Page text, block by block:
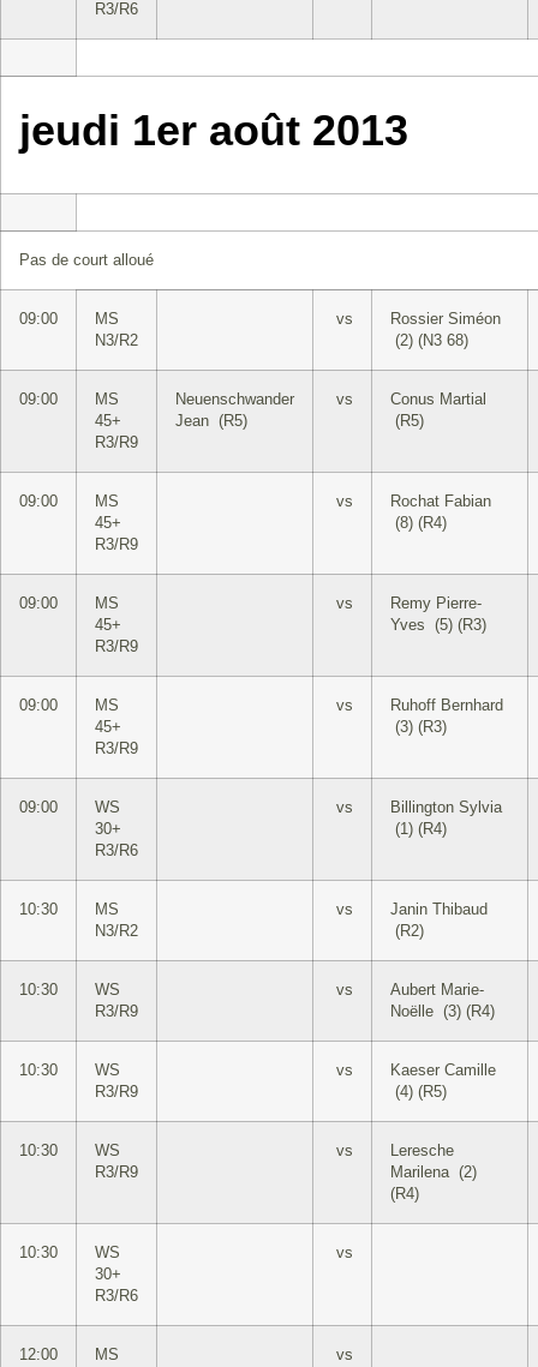
R3/R6
jeudi 1er août 2013
Pas de court alloué
09:00
MS
N3/R2
vs
Rossier Siméon
(2) (N3 68)
09:00
MS
45+
R3/R9
Neuenschwander
Jean (R5)
vs
Conus Martial
(R5)
09:00
MS
45+
R3/R9
vs
Rochat Fabian
(8) (R4)
09:00
MS
45+
R3/R9
vs
Remy Pierre-
Yves (5) (R3)
09:00
MS
45+
R3/R9
vs
Ruhoff Bernhard
(3) (R3)
09:00
WS
30+
R3/R6
vs
Billington Sylvia
(1) (R4)
10:30
MS
N3/R2
vs
Janin Thibaud
(R2)
10:30
WS
R3/R9
vs
Aubert Marie-
Noëlle (3) (R4)
10:30
WS
R3/R9
vs
Kaeser Camille
(4) (R5)
10:30
WS
R3/R9
vs
Leresche
Marilena (2)
(R4)
10:30
WS
30+
R3/R6
vs
12:00
MS
vs